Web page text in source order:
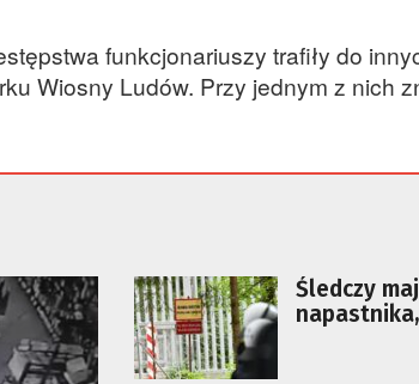
funkcjonariuszy trafiły do
Wiosny Ludów. Przy jednym z nich
Śledczy